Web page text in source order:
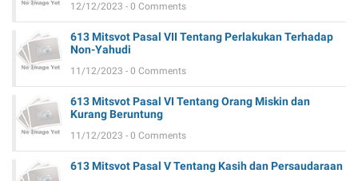
12/12/2023 - 0 Comments
613 Mitsvot Pasal VII Tentang Perlakukan Terhadap
Non-Yahudi
11/12/2023 - 0 Comments
613 Mitsvot Pasal VI Tentang Orang Miskin dan
Kurang Beruntung
11/12/2023 - 0 Comments
613 Mitsvot Pasal V Tentang Kasih dan Persaudaraan